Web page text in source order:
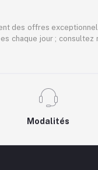
des offres
chaque jour ;
Modalités